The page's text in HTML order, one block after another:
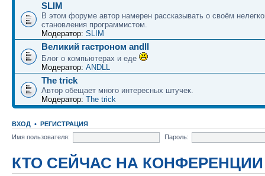
SLIM
В этом форуме автор намерен рассказывать о своём
становления программистом.
Модератор: SLIM
Великий гастроном andll
Блог о компьютерах и еде
Модератор: ANDLL
The trick
Автор обещает много интересных штучек.
Модератор: The trick
ВХОД • РЕГИСТРАЦИЯ
Имя пользователя:
Пароль:
КТО СЕЙЧАС НА КОНФЕРЕНЦИИ